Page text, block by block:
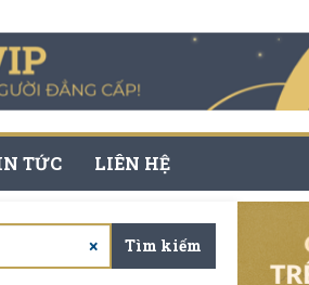
TỨC LIÊN HỆ
× Tìm kiếm